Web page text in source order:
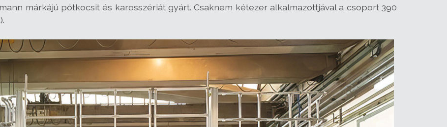
márkájú pótkocsit és karosszériát gyárt. Csaknem kétezer alkalmazottjával a csoport 390